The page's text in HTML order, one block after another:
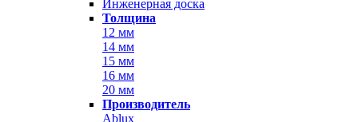
Инженерная доска
Толщина
12 мм
14 мм
15 мм
16 мм
20 мм
Производитель
Ablux